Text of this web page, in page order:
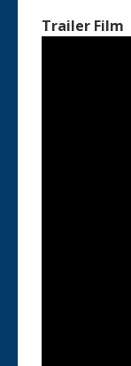
Trailer Film